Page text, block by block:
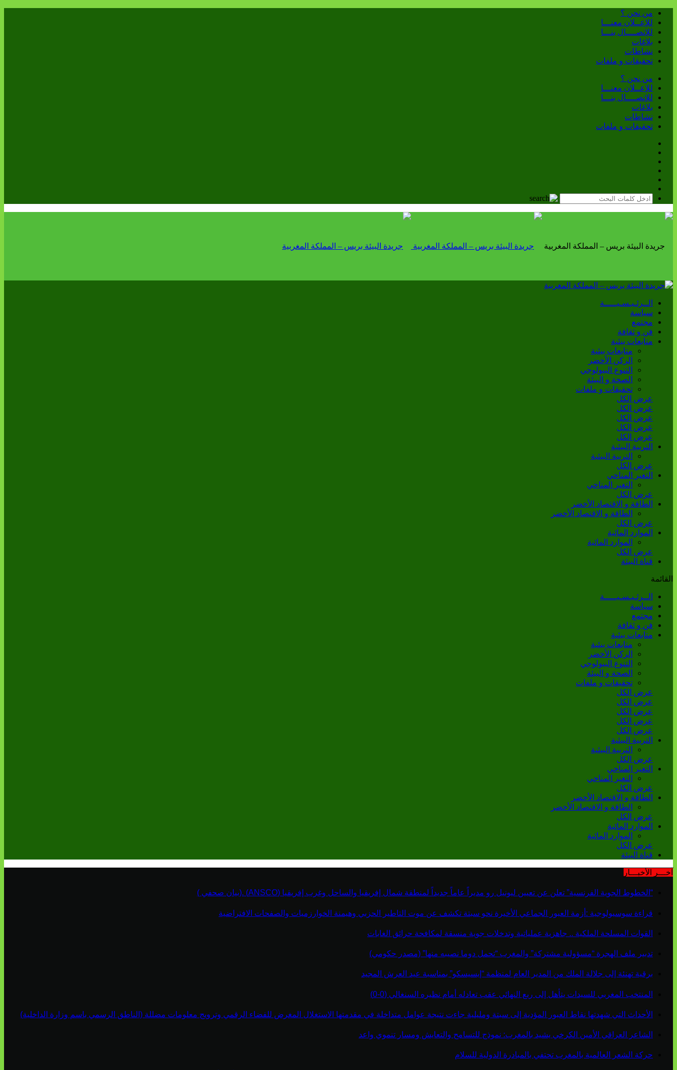
من نحن ؟
للإعــلان معنـــا
للإتصــــال بنـــا
بلاغات
نشاطات
تحقيقات و ملفات
من نحن ؟
للإعــلان معنـــا
للإتصــــال بنـــا
بلاغات
نشاطات
تحقيقات و ملفات
الــرئـيـسـيـــــة
سياسة
مجتمع
فن و ثقافة
متابعات بيئية
متابعات بيئية
الركن الأخضر
التنوع البيولوجي
الصحة و البيئة
تحقيقات و ملفات
عرض الكل
عرض الكل
عرض الكل
عرض الكل
عرض الكل
التربية البيئية
التربية البيئية
عرض الكل
التغير المناخي
التغير المناخي
عرض الكل
الطاقة و الاقتصاد الأخضر
الطاقة و الاقتصاد الأخضر
عرض الكل
الموارد المائية
الموارد المائية
عرض الكل
قناة البيئة
القائمة
الــرئـيـسـيـــــة
سياسة
مجتمع
فن و ثقافة
متابعات بيئية
متابعات بيئية
الركن الأخضر
التنوع البيولوجي
الصحة و البيئة
تحقيقات و ملفات
عرض الكل
عرض الكل
عرض الكل
عرض الكل
عرض الكل
التربية البيئية
التربية البيئية
عرض الكل
التغير المناخي
التغير المناخي
عرض الكل
الطاقة و الاقتصاد الأخضر
الطاقة و الاقتصاد الأخضر
عرض الكل
الموارد المائية
الموارد المائية
عرض الكل
قناة البيئة
آخـــر الأخبـــار
“الخطوط الجوية الفرنسية” تعلن عن تعيين ليونيل رو مديراً عاماً جديداً لمنطقة شمال إفريقيا والساحل وغرب إفريقيا (ANSCO) .(بيان صحفي )
قراءة سوسيولوجية :أزمة العبور الجماعي الأخيرة نحو سبتة تكشف عن موت التاطير الحزبي وهيمنة الخوارزميات والصفحات الافتراضية
القوات المسلحة الملكية .. جاهزية عملياتية وتدخلات جوية منسقة لمكافحة حرائق الغابات
تدبير ملف الهجرة “مسؤولية مشتركة” والمغرب “تحمل دوما نصيبه منها” (مصدر حكومي)
برقية تهنئة إلى جلالة الملك من المدير العام لمنظمة “إيسيسكو” بمناسبة عيد العرش المجيد
المنتخب المغربي للسيدات يتأهل إلى ربع النهائي عقب تعادله أمام نظيره السنغالي (0-0)
الأحداث التي شهدتها نقاط العبور المؤدية إلى سبتة ومليلية جاءت نتيجة عوامل متداخلة في مقدمتها الاستغلال المغرض للفضاء الرقمي وترويج معلومات مضللة (الناطق الرسمي باسم وزارة الداخلية)
الشاعر العراقي الأمين الكرخي يشيد بالمغرب: نموذج للتسامح والتعايش ومسار تنموي واعد
حركة الشعر العالمية بالمغرب تحتفي بالمبادرة الدولية للسلام